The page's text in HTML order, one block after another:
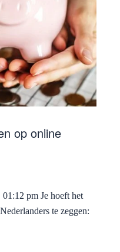
op online
pm Je hoeft het
te zeggen: